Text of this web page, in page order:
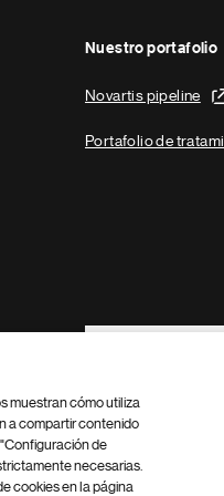
Nuestro portafolio
Novartis pipeline
Portafolio de
Footer Site Search
Mapa del sitio
muestran cómo utiliza
a compartir contenido
de
necesarias.
cookies en la página